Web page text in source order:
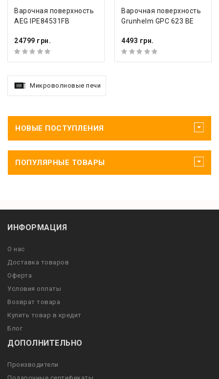
Варочная поверхность
AEG IPE84531FB
24799 грн.
Варочная поверхность
Grunhelm GPC 623 BE
4493 грн.
Микроволновые печи
НОВЫЕ ПОСТУПЛЕНИЯ
ПОПУЛЯРНЫЕ ТОВАРЫ
ИНФОРМАЦИЯ
О нас
Доставка товаров
Оферта
Условия оплаты
Возврат товара
Купить товар в кредит
Блог
ДОПОЛНИТЕЛЬНО
Производители